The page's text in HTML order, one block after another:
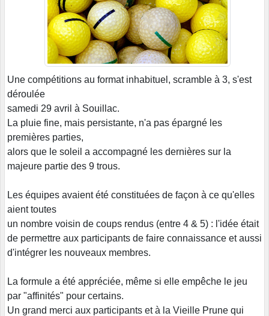
Une compétitions au format inhabituel, scramble à 3, s'est
déroulée
samedi 29 avril à Souillac.
La pluie fine, mais persistante, n'a pas épargné les
premières parties,
alors que le soleil a accompagné les dernières sur la
majeure partie des 9 trous.
Les équipes avaient été constituées de façon à ce qu'elles
aient toutes
un nombre voisin de coups rendus (entre 4 & 5) : l'idée était
de permettre aux participants de faire connaissance et aussi
d'intégrer les nouveaux membres.
La formule a été appréciée, même si elle empêche le jeu
par "affinités" pour certains.
Un grand merci aux participants et à la Vieille Prune qui